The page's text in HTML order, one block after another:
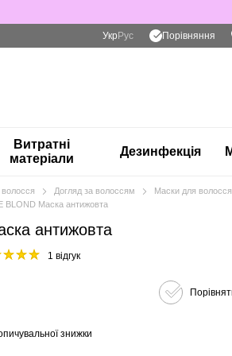
Укр Рус Порівняння
Витратні
матеріали
Дезинфекція
Догляд за волоссям
Маски для волосся
BLOND Маска антижовта
антижовта
1 відгук
знижки